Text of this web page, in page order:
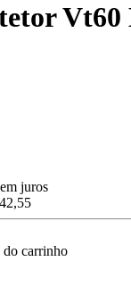
Vt60
juros
do carrinho